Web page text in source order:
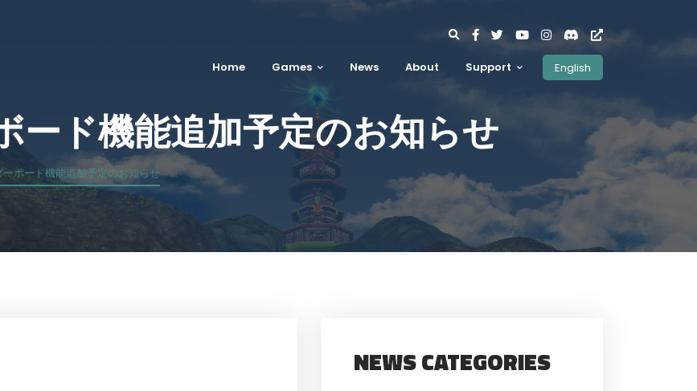
Home Games News About Support English
ード機能追加予定のお知らせ
ーボード機能追加予定のお知らせ
NEWS CATEGORIES